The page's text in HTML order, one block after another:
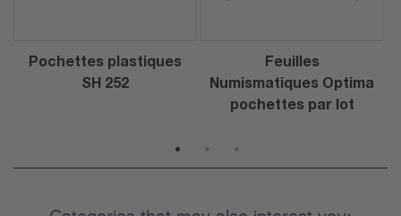
Pochettes plastiques
SH 252
Feuilles
Numismatiques Optima
pochettes par lot